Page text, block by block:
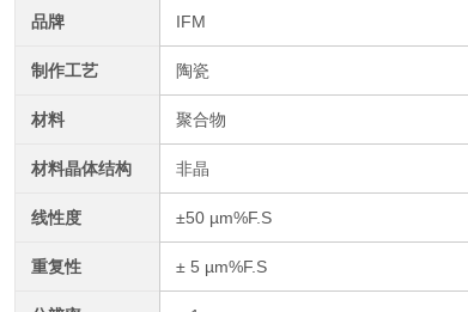
品牌 IFM
制作工艺 陶瓷
材料 聚合物
材料晶体结构 非晶
线性度 ±50 µm%F.S
重复性 ± 5 µm%F.S